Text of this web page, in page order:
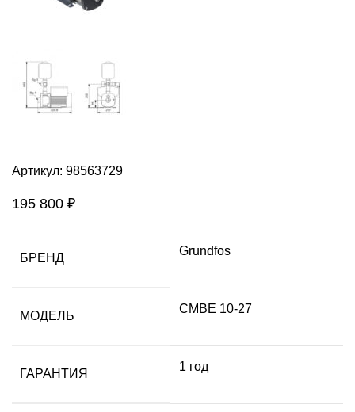
Артикул: 98563729
195 800 ₽
БРЕНД
Grundfos
МОДЕЛЬ
CMBE 10-27
ГАРАНТИЯ
1 год